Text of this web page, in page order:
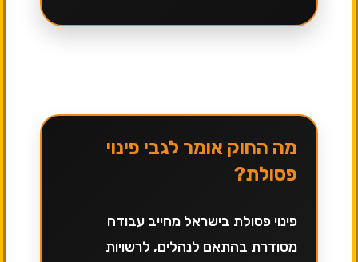
מה החוק אומר לגבי פינוי
פסולת?
פינוי פסולת בישראל מחייב עבודה
מסודרת בהתאם לנהלים, לרשויות